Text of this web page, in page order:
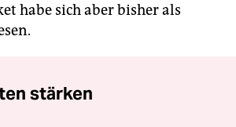
habe sich aber bisher als
stärken